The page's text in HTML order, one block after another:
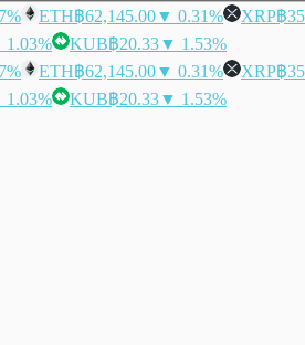
ETH฿62,145.00▼ 0.31% XRP฿
KUB฿20.33▼ 1.53%
ETH฿62,145.00▼ 0.31% XRP฿
KUB฿20.33▼ 1.53%